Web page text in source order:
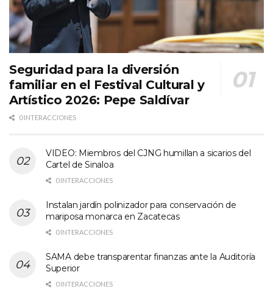
Seguridad para la diversión
familiar en el Festival Cultural y
Artístico 2026: Pepe Saldívar
0 INTERACCIONES
VIDEO: Miembros del CJNG humillan a sicarios del
Cartel de Sinaloa
0 INTERACCIONES
Instalan jardín polinizador para conservación de
mariposa monarca en Zacatecas
0 INTERACCIONES
SAMA debe transparentar finanzas ante la Auditoría
Superior
0 INTERACCIONES